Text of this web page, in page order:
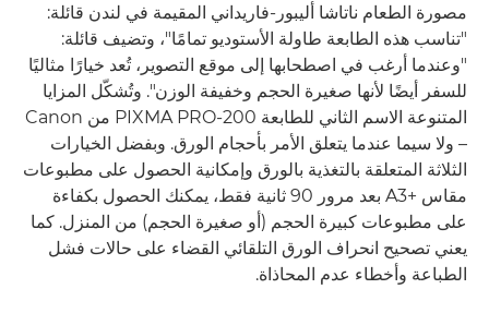
مصورة الطعام ناتاشا أليبور-فاريداني المقيمة في لندن قائلة:
"تناسب هذه الطابعة طاولة الأستوديو تمامًا"، وتضيف قائلة:
"وعندما أرغب في اصطحابها إلى موقع التصوير، تُعد خيارًا مثاليًا
للسفر أيضًا لأنها صغيرة الحجم وخفيفة الوزن". وتُشكّل المزايا
المتنوعة الاسم الثاني للطابعة PIXMA PRO-200 من Canon
– ولا سيما عندما يتعلق الأمر بأحجام الورق. وبفضل الخيارات
الثلاثة المتعلقة بالتغذية بالورق وإمكانية الحصول على مطبوعات
مقاس A3+‎ بعد مرور 90 ثانية فقط، يمكنك الحصول بكفاءة
على مطبوعات كبيرة الحجم (أو صغيرة الحجم) من المنزل. كما
يعني تصحيح انحراف الورق التلقائي القضاء على حالات فشل
الطباعة وأخطاء عدم المحاذاة.